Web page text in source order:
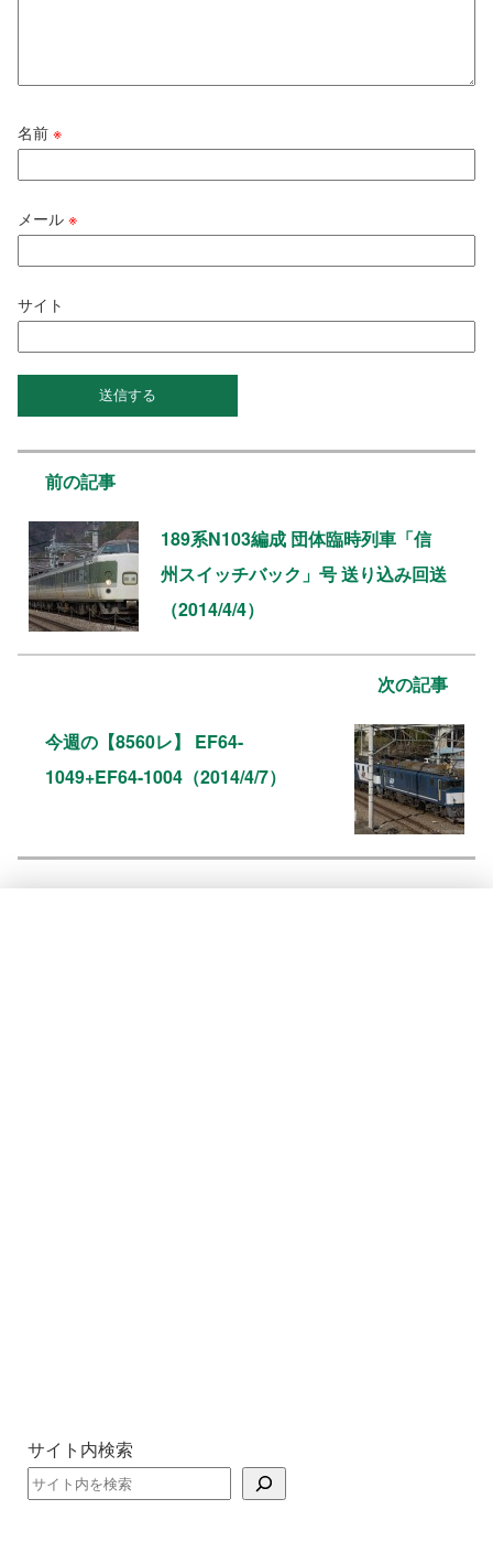
名前※
メール※
サイト
前の記事
189系N103編成 団体臨時列車「信
州スイッチバック」号 送り込み回送
（2014/4/4）
次の記事
今週の【8560レ】 EF64-
1049+EF64-1004（2014/4/7）
サイト内検索